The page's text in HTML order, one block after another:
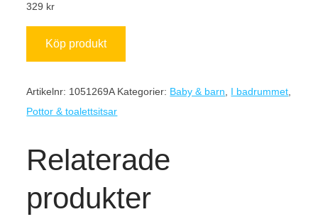
329 kr
Köp produkt
Artikelnr: 1051269A Kategorier: Baby & barn I badrummet
Pottor & toalettsitsar
Relaterade
produkter